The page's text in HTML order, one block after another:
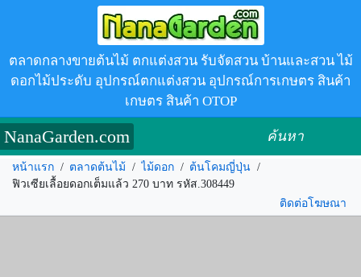
ตลาดกลางขายต้นไม้ ตกแต่งสวน รับจัดสวน บ้านและสวน ไม้
ดอกไม้ประดับ อุปกรณ์ตกแต่งสวน อุปกรณ์การเกษตร สินค้า
เกษตร สินค้า OTOP
NanaGarden.com ค้นหา
หน้าแรก / ตลาดต้นไม้ / ไม้ดอก / ต้นโคมญี่ปุ่น /
ฟิวเซียเลื้อยดอกเต็มแล้ว 270 บาท รหัส.308449
ติดต่อโฆษณา